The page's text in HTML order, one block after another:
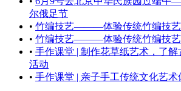
尔俄足节
• 竹编技艺———体验传统竹编技
• 竹编技艺———体验传统竹编技
• 手作课堂 | 制作花草纸艺术，了
活动
• 手作课堂 | 亲子手工传统文化艺术